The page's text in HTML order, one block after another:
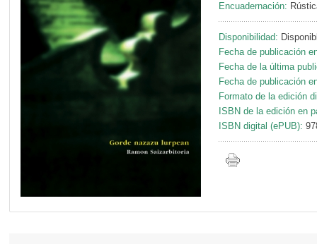
Encuadernación:
Disponibilidad:
Fecha de publicación
Fecha de la última
Fecha de publicación
Formato de la edición
ISBN de la edición en
ISBN digital (ePUB):